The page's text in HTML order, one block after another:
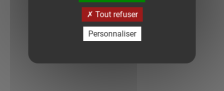
Tout refuser
Personnaliser